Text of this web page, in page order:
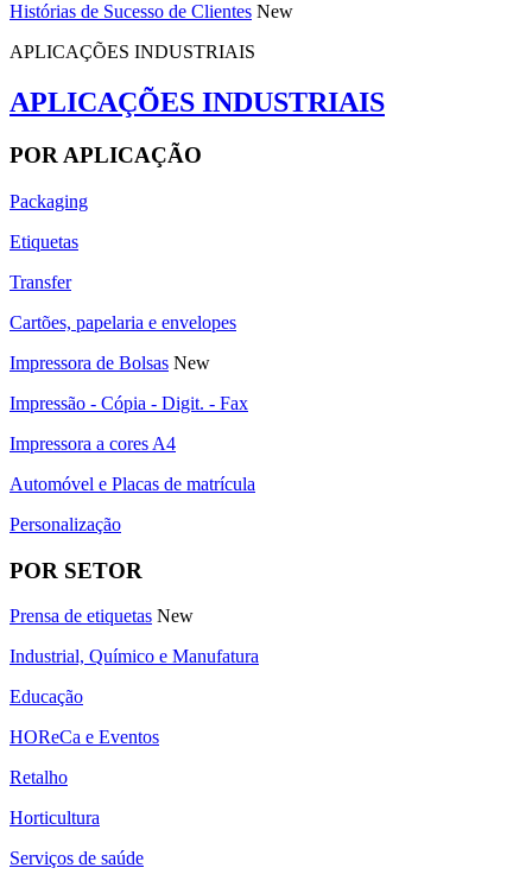
Histórias de Sucesso de Clientes New
APLICAÇÕES INDUSTRIAIS
APLICAÇÕES INDUSTRIAIS
POR APLICAÇÃO
Packaging
Etiquetas
Transfer
Cartões, papelaria e envelopes
Impressora de Bolsas New
Impressão - Cópia - Digit. - Fax
Impressora a cores A4
Automóvel e Placas de matrícula
Personalização
POR SETOR
Prensa de etiquetas New
Industrial, Químico e Manufatura
Educação
HOReCa e Eventos
Retalho
Horticultura
Serviços de saúde